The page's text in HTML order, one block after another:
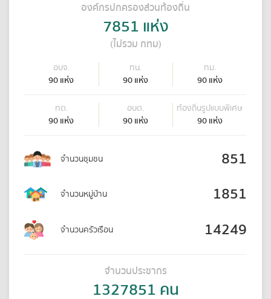
องค์กรปกครองส่วนท้องถิ่น
7851 แห่ง
(ไม่รวม กทม)
อบจ.
90แห่ง
ทน.
90แห่ง
ทม.
90แห่ง
ทต.
90แห่ง
อบต.
90แห่ง
ท้องถิ่นรูปแบบพิเศษ
90แห่ง
จำนวนชุมชน 851
จำนวนหมู่บ้าน 1851
จำนวนครัวเรือน 14249
จำนวนประชากร
1327851 คน